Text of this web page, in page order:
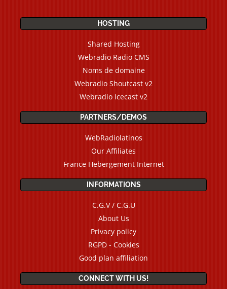
HOSTING
Shared Hosting
Webradio Radio CMS
Noms de domaine
Webradio Shoutcast v2
Webradio Icecast v2
PARTNERS/DEMOS
WebRadiolatinos
Our Affiliates
France Hebergement Internet
INFORMATIONS
C.G.V / C.G.U
About Us
Privacy policy
RGPD - Cookies
Good plan affiliation
CONNECT WITH US!